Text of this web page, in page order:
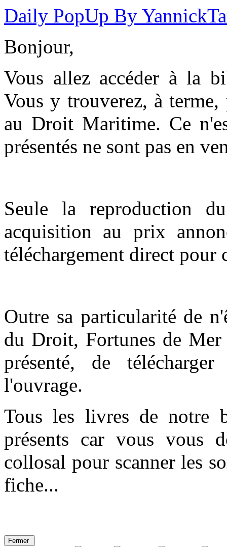
Daily PopUp By
Bonjour,
Vous allez accéder à la
Vous y trouverez, à terme,
au Droit Maritime. Ce
présentés ne sont pas en
Seule la reproduction
acquisition au prix
téléchargement direct pour
Outre sa particularité de
du Droit, Fortunes de
présenté, de
l'ouvrage.
Tous les livres de notre
présents car vous vous
collosal pour scanner les
fiche...